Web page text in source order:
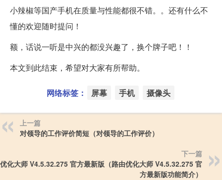
小辣椒等国产手机在质量与性能都很不错。。还有什么不
懂的欢迎随时提问！
额，话说一听是中兴的都没兴趣了，换个牌子吧！！
本文到此结束，希望对大家有所帮助。
网络标签： 屏幕 手机 摄像头
上一篇
对领导的工作评价简短（对领导的工作评价）
下一篇
化大师 V4.5.32.275 官方最新版（路由优化大师 V4.5.32.275 官
方最新版功能简介）